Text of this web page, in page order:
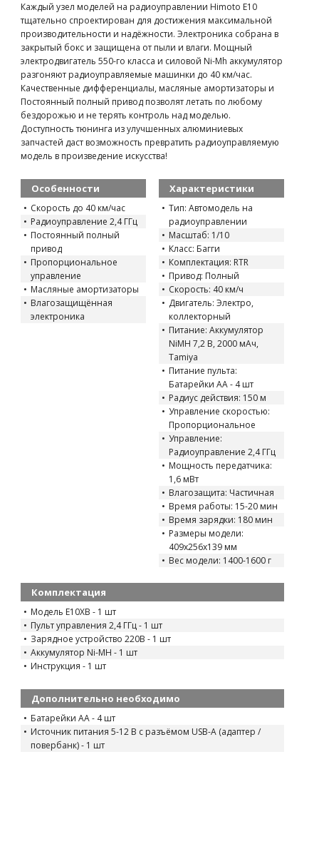
Каждый узел моделей на радиоуправлении Himoto E10
тщательно спроектирован для достижения максимальной
производительности и надёжности. Электроника собрана в
закрытый бокс и защищена от пыли и влаги. Мощный
электродвигатель 550-го класса и силовой Ni-Mh аккумулятор
разгоняют радиоуправляемые машинки до 40 км/час.
Качественные дифференциалы, масляные амортизаторы и
Постоянный полный привод позволят летать по любому
бездорожью и не терять контроль над моделью.
Доступность тюнинга из улучшенных алюминиевых
запчастей даст возможность превратить радиоуправляемую
модель в произведение искусства!
Особенности
Скорость до 40 км/час
Радиоуправление 2,4 ГГц
Постоянный полный
привод
Пропорциональное
управление
Масляные амортизаторы
Влагозащищённая
электроника
Характеристики
Тип: Автомодель на
радиоуправлении
Масштаб: 1/10
Класс: Багги
Комплектация: RTR
Привод: Полный
Скорость: 40 км/ч
Двигатель: Электро,
коллекторный
Питание: Аккумулятор
NiMH 7,2 В, 2000 мАч,
Tamiya
Питание пульта:
Батарейки AA - 4 шт
Радиус действия: 150 м
Управление скоростью:
Пропорциональное
Управление:
Радиоуправление 2,4 ГГц
Мощность передатчика:
1,6 мВт
Влагозащита: Частичная
Время работы: 15-20 мин
Время зарядки: 180 мин
Размеры модели:
409x256x139 мм
Вес модели: 1400-1600 г
Комплектация
Модель E10XB - 1 шт
Пульт управления 2,4 ГГц - 1 шт
Зарядное устройство 220В - 1 шт
Аккумулятор Ni-MH - 1 шт
Инструкция - 1 шт
Дополнительно необходимо
Батарейки AA - 4 шт
Источник питания 5-12 В с разъёмом USB-A (адаптер /
повербанк) - 1 шт